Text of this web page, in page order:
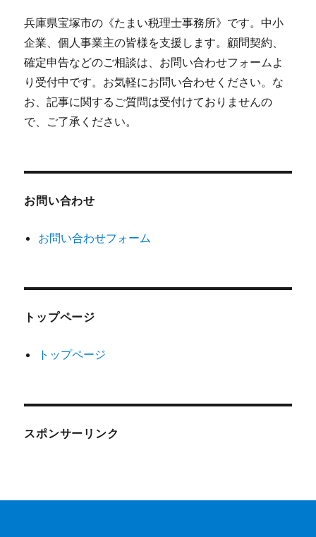
兵庫県宝塚市の《たまい税理士事務所》です。中小
企業、個人事業主の皆様を支援します。顧問契約、
確定申告などのご相談は、お問い合わせフォームよ
り受付中です。お気軽にお問い合わせください。な
お、記事に関するご質問は受付けておりませんの
で、ご了承ください。
お問い合わせ
お問い合わせフォーム
トップページ
トップページ
スポンサーリンク